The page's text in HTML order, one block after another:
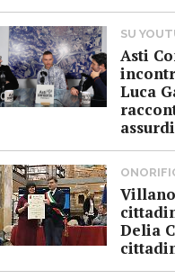
SU
Asti
Luca
Delia